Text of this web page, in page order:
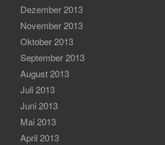
Dezember 2013
November 2013
Oktober 2013
September 2013
August 2013
Juli 2013
Juni 2013
Mai 2013
April 2013